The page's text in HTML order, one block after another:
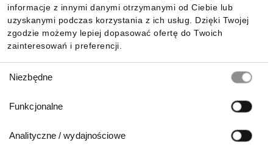
informacje z innymi danymi otrzymanymi od Ciebie lub
uzyskanymi podczas korzystania z ich usług. Dzięki Twojej
zgodzie możemy lepiej dopasować ofertę do Twoich
zainteresowań i preferencji.
zgody
Niezbędne
Funkcjonalne
Analityczne / wydajnościowe
Pobierz naszą aplikację mobilną: